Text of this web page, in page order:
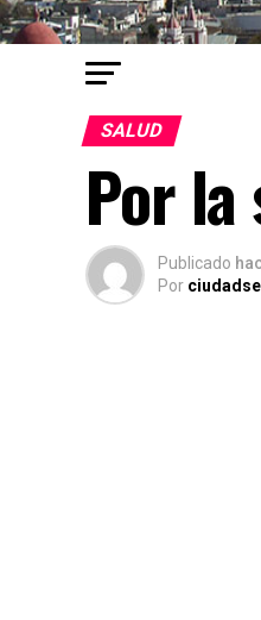
SALUD
Por
Publicado
Por